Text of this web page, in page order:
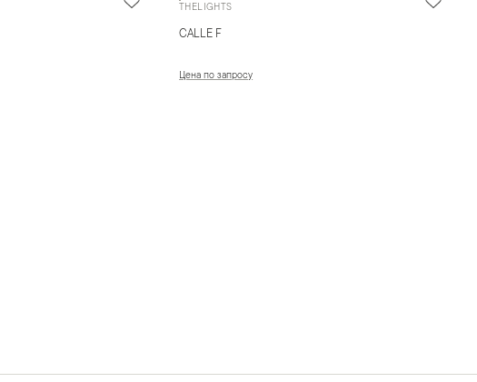
THELIGHTS
CALLE F
Цена по запросу